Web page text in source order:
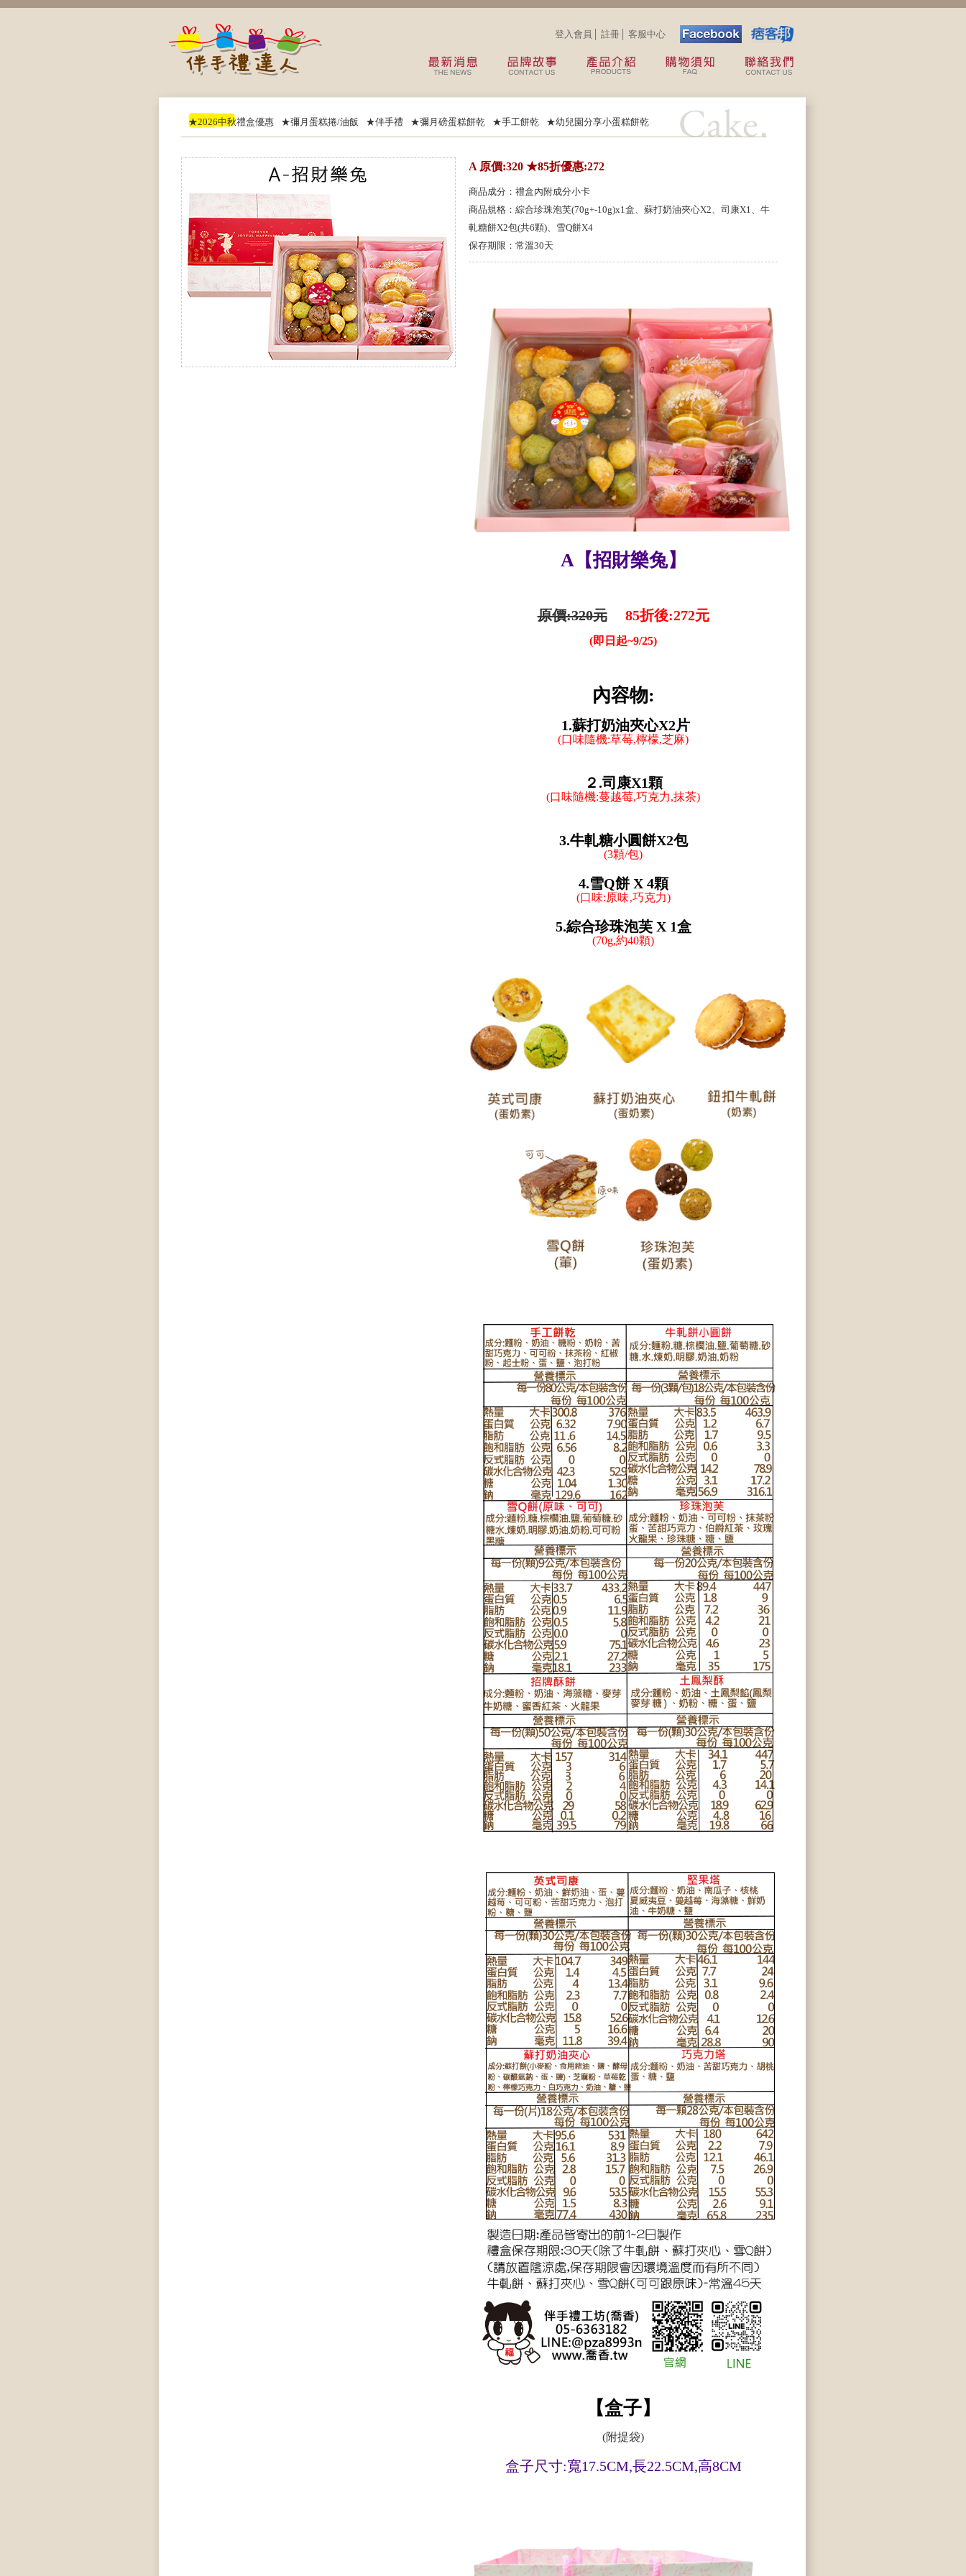
登入會員 註冊 客服中心
★2026中秋禮盒優惠 ★彌月蛋糕捲/油飯 ★伴手禮 ★彌月磅蛋糕餅乾 ★手工餅乾 ★幼兒園分享小蛋糕餅乾
A 原價:320 ★85折優惠:272
商品成分：禮盒內附成分小卡
商品規格：綜合珍珠泡芙(70g+-10g)x1盒、蘇打奶油夾心X2、司康X1、牛
軋糖餅X2包(共6顆)、雪Q餅X4
保存期限：常溫30天
A【招財樂兔】
原價:320元85折後:272元
(即日起~9/25)
內容物:
1.蘇打奶油夾心X2片
(口味隨機:草莓,檸檬,芝麻)
２.司康X1顆
(口味隨機:蔓越莓,巧克力,抹茶)
3.牛軋糖小圓餅X2包
(3顆/包)
4.雪Q餅X 4顆
(口味:原味‚巧克力)
5.綜合珍珠泡芙X 1盒
(70g,約40顆)
【盒子】
(附提袋)
盒子尺寸:寬17.5CM,長22.5CM,高8CM